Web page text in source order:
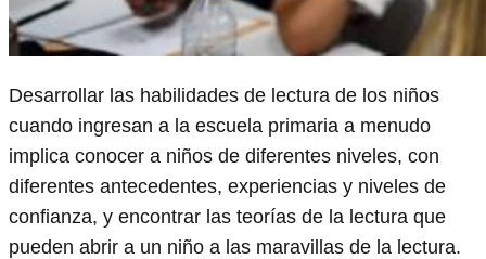
Desarrollar las habilidades de lectura de los niños
cuando ingresan a la escuela primaria a menudo
implica conocer a niños de diferentes niveles, con
diferentes antecedentes, experiencias y niveles de
confianza, y encontrar las teorías de la lectura que
pueden abrir a un niño a las maravillas de la lectura.